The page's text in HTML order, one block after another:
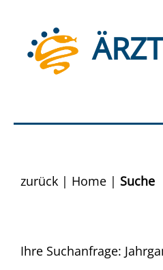
zurück | Home | Suche
Ihre Suchanfrage: